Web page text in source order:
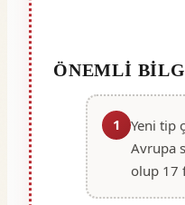
ÖNEMLI
1
Yeni tip
Avrupa
olup 17